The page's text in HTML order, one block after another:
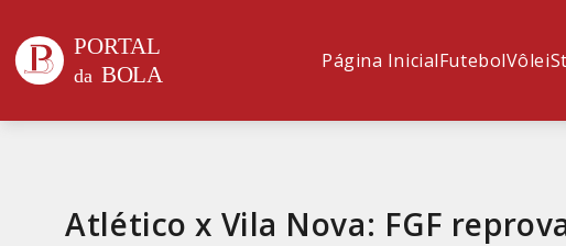
Página InicialFutebolVôlei
Atlético x Vila Nova: FGF